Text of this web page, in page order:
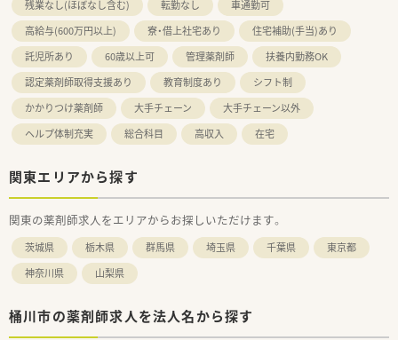
残業なし(ほぼなし含む)
転勤なし
車通勤可
高給与(600万円以上)
寮・借上社宅あり
住宅補助(手当)あり
託児所あり
60歳以上可 管理薬剤師
扶養内勤務OK
認定薬剤師取得支援あり
教育制度あり
シフト制
かかりつけ薬剤師
大手チェーン
大手チェーン以外
ヘルプ体制充実
総合科目 高収入 在宅
関東エリアから探す
関東の薬剤師求人をエリアからお探しいただけます。
茨城県 栃木県 群馬県 埼玉県 千葉県
東京都
神奈川県
山梨県
桶川市の薬剤師求人を法人名から探す